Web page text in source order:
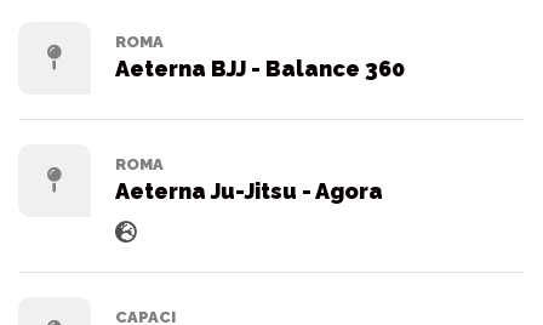
ROMA
Aeterna BJJ - Balance 360
ROMA
Aeterna Ju-Jitsu - Agora
CAPACI